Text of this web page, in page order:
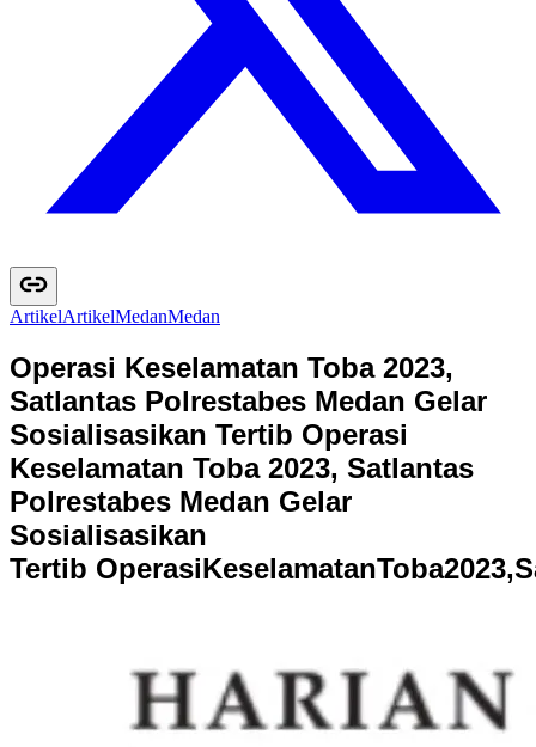
ArtikelArtikelMedanMedan
Operasi Keselamatan Toba 2023,
Satlantas Polrestabes Medan Gelar
Sosialisasikan Tertib Operasi
Keselamatan Toba 2023, Satlantas
Polrestabes Medan Gelar
Sosialisasikan
Tertib OperasiKeselamatanToba2023,S